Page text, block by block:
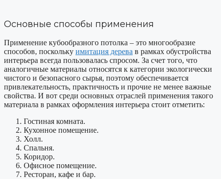
Основные способы применения
Применение кубообразного потолка – это многообразие
способов, поскольку имитация дерева в рамках обустройства
интерьера всегда пользовалась спросом. За счет того, что
аналогичные материалы относятся к категории экологически
чистого и безопасного сырья, поэтому обеспечивается
привлекательность, практичность и прочие не менее важные
свойства. И вот среди основных отраслей применения такого
материала в рамках оформления интерьера стоит отметить:
Гостиная комната.
Кухонное помещение.
Холл.
Спальня.
Коридор.
Офисное помещение.
Ресторан, кафе и бар.